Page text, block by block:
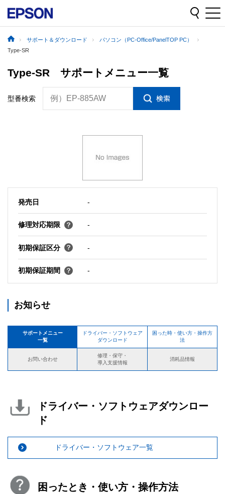
サポート＆ダウンロード
パソコン（PC-Office/PanelTOP PC）
Type-SR
Type-SR サポートメニュー一覧
型番検索 例）EP-885AW
発売日 -
修理対応期限 -
初期保証区分 -
初期保証期間 -
お知らせ
サポートメニュー
一覧
ドライバー・ソフトウェア
ダウンロード
困った時・使い方・操作方
法
お問い合わせ
修理・保守・
導入支援情報
消耗品情報
ドライバー・ソフトウェアダウンロー
ド
ドライバー・ソフトウェア一覧
困ったとき・使い方・操作方法